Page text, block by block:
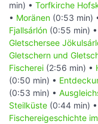
min) • Torfkirche
• Moränen (0:53 min)
Fjallsárlón (0:55 min) •
Gletschersee
Gletschern und
Fischerei (2:56 min) •
(0:50 min) •
(0:53 min) •
Steilküste (0:44 min) •
Fischereigeschichte